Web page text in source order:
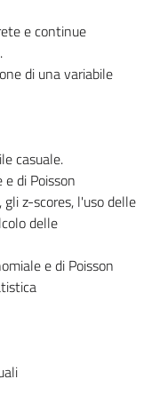
e continue
di una variabile
casuale.
di Poisson
z-scores, l'uso delle
delle
e di Poisson